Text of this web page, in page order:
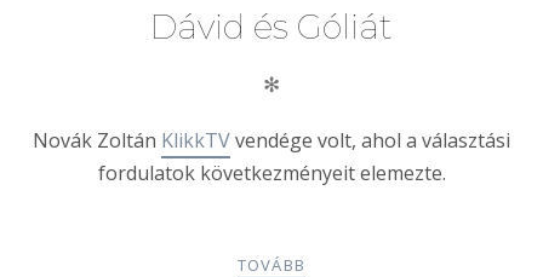
Dávid és Góliát
✻
Novák Zoltán KlikkTVvendége volt, ahol a választási
fordulatok következményeit elemezte.
TOVÁBB